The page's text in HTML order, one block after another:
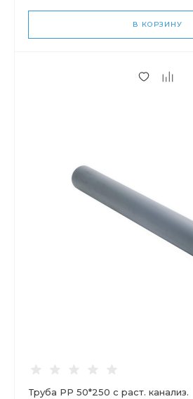
В КОРЗИНУ
Труба РР 50*250 с раст. канализ.